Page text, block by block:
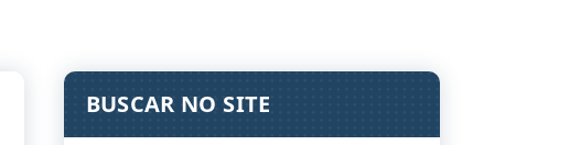
BUSCAR NO SITE